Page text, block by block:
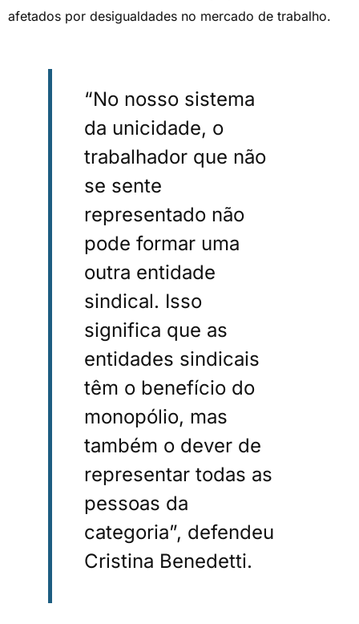
afetados por desigualdades no mercado de trabalho.
“No nosso sistema
da unicidade, o
trabalhador que não
se sente
representado não
pode formar uma
outra entidade
sindical. Isso
significa que as
entidades sindicais
têm o benefício do
monopólio, mas
também o dever de
representar todas as
pessoas da
categoria”, defendeu
Cristina Benedetti.